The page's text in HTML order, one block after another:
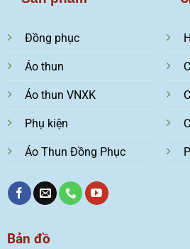
Đồng phục
Áo thun
Áo thun VNXK
Phụ kiện
Áo Thun Đồng Phục
Bản đồ